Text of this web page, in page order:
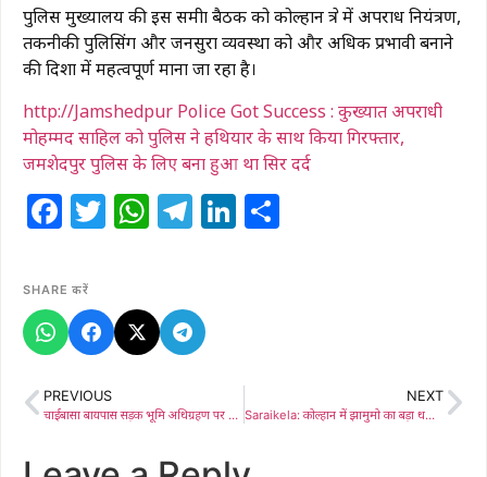
पुलिस मुख्यालय की इस समीक्षा बैठक को कोल्हान क्षेत्र में अपराध नियंत्रण,
तकनीकी पुलिसिंग और जनसुरक्षा व्यवस्था को और अधिक प्रभावी बनाने
की दिशा में महत्वपूर्ण माना जा रहा है।
http://Jamshedpur Police Got Success : कुख्यात अपराधी
मोहम्मद साहिल को पुलिस ने हथियार के साथ किया गिरफ्तार,
जमशेदपुर पुलिस के लिए बना हुआ था सिर दर्द
Facebook
Twitter
WhatsApp
Telegram
LinkedIn
SHARE करें
PREVIOUS
चाईबासा बायपास सड़क भूमि अधिग्रहण पर जांच रिपोर्ट से बढ़ा विवाद, सन्नी सिंकू ने उठाए सवाल
NEXT
Saraikela: कोल्हान में झामुमो का बड़ा धमाका: पूर्व कांग्रेसी दिग्गज के.पी. सोरेन सैकड़ों समर्थकों के साथ तीर-धनुष के साथ आए, विनोद पाण्डेय का कार्यकर्ताओं को आह्वान